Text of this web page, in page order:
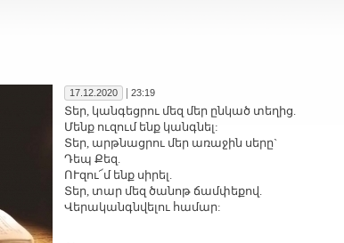
17.12.2020 | 23:19
Տեր, կան­գեց­րու մեզ մեր ըն­կած տե­ղից.
Մենք ու­զում ենք կանգ­նել:
Տեր, արթ­նաց­րու մեր ա­ռա­ջին սե­րը`
Դեպ Քեզ.
ՈՒ­զու՜մ ենք սի­րել.
Տեր, տար մեզ ծա­նոթ ճամ­փե­քով.
Վե­րա­կանգն­վե­լու հա­մար: